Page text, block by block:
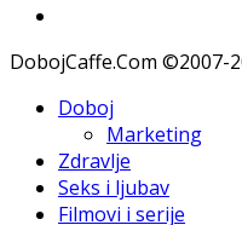
DobojCaffe.Com ©2007-
Doboj
Marketing
Zdravlje
Seks i ljubav
Filmovi i serije